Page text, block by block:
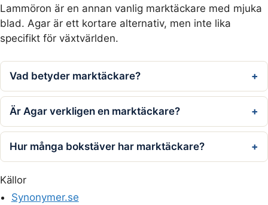
Lammöron är en annan vanlig marktäckare med mjuka
blad. Agar är ett kortare alternativ, men inte lika
specifikt för växtvärlden.
Vad betyder marktäckare?
Är Agar verkligen en marktäckare?
Hur många bokstäver har marktäckare?
Källor
Synonymer.se